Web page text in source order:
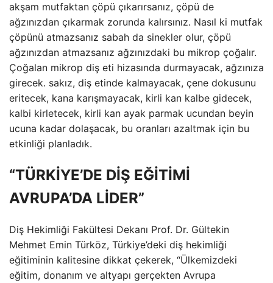
akşam mutfaktan çöpü çıkarırsanız, çöpü de
ağzınızdan çıkarmak zorunda kalırsınız. Nasıl ki mutfak
çöpünü atmazsanız sabah da sinekler olur, çöpü
ağzınızdan atmazsanız ağzınızdaki bu mikrop çoğalır.
Çoğalan mikrop diş eti hizasında durmayacak, ağzınıza
girecek. sakız, diş etinde kalmayacak, çene dokusunu
eritecek, kana karışmayacak, kirli kan kalbe gidecek,
kalbi kirletecek, kirli kan ayak parmak ucundan beyin
ucuna kadar dolaşacak, bu oranları azaltmak için bu
etkinliği planladık.
“TÜRKİYE’DE DİŞ EĞİTİMİ
AVRUPA’DA LİDER”
Diş Hekimliği Fakültesi Dekanı Prof. Dr. Gültekin
Mehmet Emin Türköz, Türkiye’deki diş hekimliği
eğitiminin kalitesine dikkat çekerek, “Ülkemizdeki
eğitim, donanım ve altyapı gerçekten Avrupa